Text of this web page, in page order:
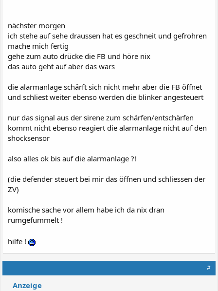
nächster morgen
ich stehe auf sehe draussen hat es geschneit und gefrohren
mache mich fertig
gehe zum auto drücke die FB und höre nix
das auto geht auf aber das wars
die alarmanlage schärft sich nicht mehr aber die FB öffnet
und schliest weiter ebenso werden die blinker angesteuert
nur das signal aus der sirene zum schärfen/entschärfen
kommt nicht ebenso reagiert die alarmanlage nicht auf den
shocksensor
also alles ok bis auf die alarmanlage ?!
(die defender steuert bei mir das öffnen und schliessen der
ZV)
komische sache vor allem habe ich da nix dran
rumgefummelt !
hilfe !
#
Anzeige